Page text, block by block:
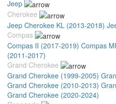
Jeep
Cherokee
Jeep Cherokee KL (2013-2018)
Compas
Compas II (2017-2019) Compas
(2011-2017)
Grand Cherokee
Grand Cherokee (1999-2005)
Grand Cherokee (2010-2013)
Grand Cherokee (2020-2024)